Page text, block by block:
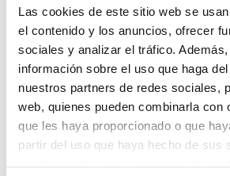
Las cookies de este sitio web se
el contenido y los anuncios, ofrecer
sociales y analizar el tráfico.
información sobre el uso que haga
nuestros partners de redes sociales,
web, quienes pueden combinarla con
que les haya proporcionado o que
partir del uso que haya hecho de sus